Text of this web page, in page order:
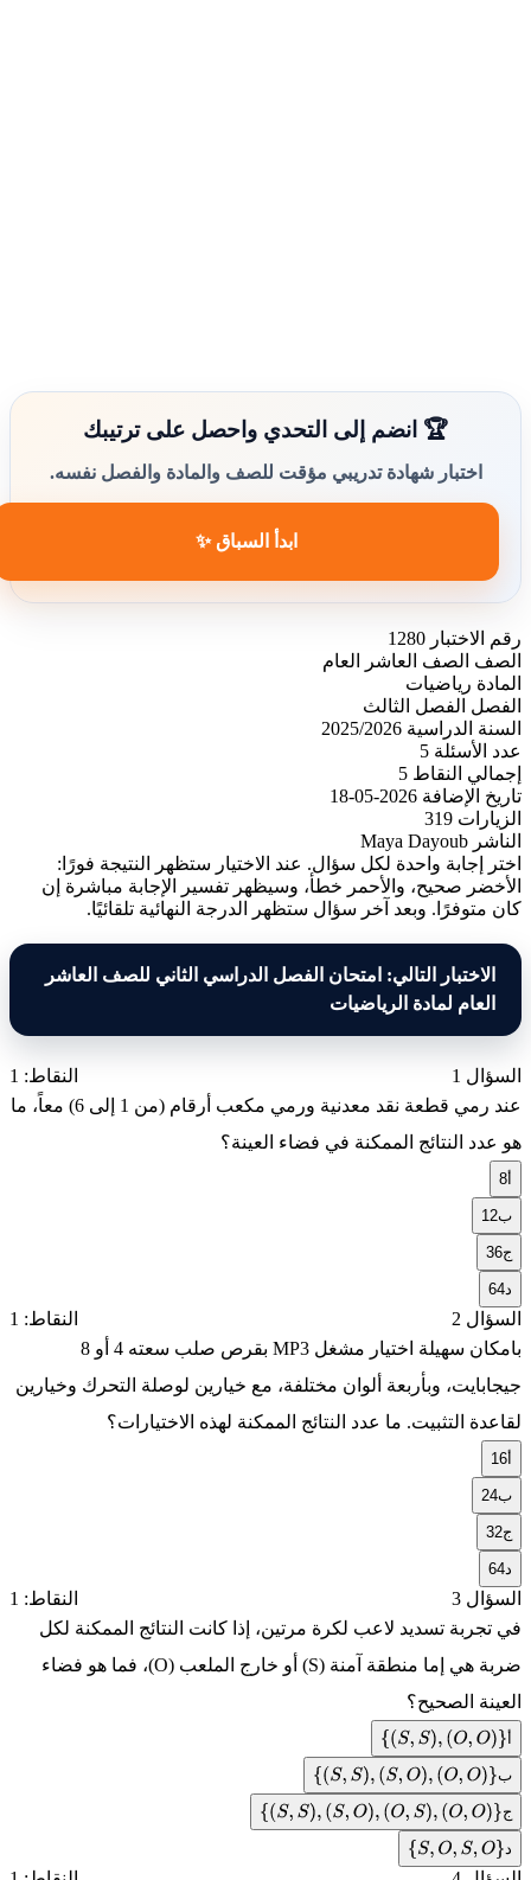
🏆 انضم إلى التحدي واحصل على ترتيبك
اختبار شهادة تدريبي مؤقت للصف والمادة والفصل نفسه.
ابدأ السباق ✨
رقم الاختبار 1280
الصف
الصف العاشر العام
المادة رياضيات
الفصل
الفصل الثالث
السنة الدراسية 2025/2026
عدد الأسئلة 5
إجمالي النقاط 5
تاريخ الإضافة 2026-05-18
الزيارات 319
الناشر Maya Dayoub
اختر إجابة واحدة لكل سؤال. عند الاختيار ستظهر النتيجة فورًا:
الأخضر صحيح، والأحمر خطأ، وسيظهر تفسير الإجابة مباشرة إن
كان متوفرًا. وبعد آخر سؤال ستظهر الدرجة النهائية تلقائيًا.
الاختبار التالي: امتحان الفصل الدراسي الثاني للصف العاشر
العام لمادة الرياضيات
السؤال 1
النقاط: 1
عند رمي قطعة نقد معدنية ورمي مكعب أرقام (من 1 إلى 6) معاً، ما
هو عدد النتائج الممكنة في فضاء العينة؟
8
ب12
ج36
64
السؤال 2
النقاط: 1
بامكان سهيلة اختيار مشغل MP3 بقرص صلب سعته 4 أو 8
جيجابايت، وبأربعة ألوان مختلفة، مع خيارين لوصلة التحرك وخيارين
لقاعدة التثبيت. ما عدد النتائج الممكنة لهذه الاختيارات؟
16
ب24
ج32
64
السؤال 3
النقاط: 1
في تجربة تسديد لاعب لكرة مرتين، إذا كانت النتائج الممكنة لكل
ضربة هي إما منطقة آمنة (S) أو خارج الملعب (O)، فما هو فضاء
العينة الصحيح؟
{(S,S),(O,O)}
ب
{(S,S),(S,O), (O,O)}
ج
{(S,S),(S,O), (O,S),(O ,O)}
{S,O,S ,O }